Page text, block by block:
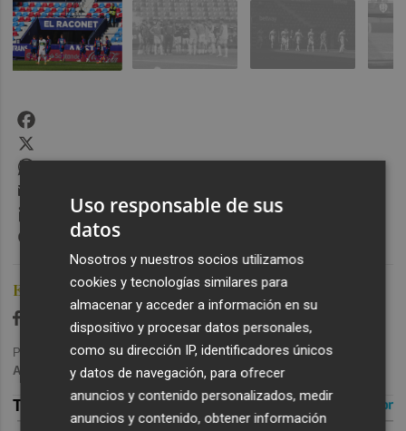
WhatsApp
LinkedIn
Messenger
Ediciones Plaza
Publicado: 21/11/2020 ·16:08
Actualizado: 23/11/2020 · 14:56
Uso responsable de sus
datos
Nosotros y nuestros socios utilizamos
cookies y tecnologías similares para
almacenar y acceder a información en su
dispositivo y procesar datos personales,
como su dirección IP, identificadores únicos
y datos de navegación, para ofrecer
anuncios y contenido personalizados, medir
anuncios y contenido, obtener información